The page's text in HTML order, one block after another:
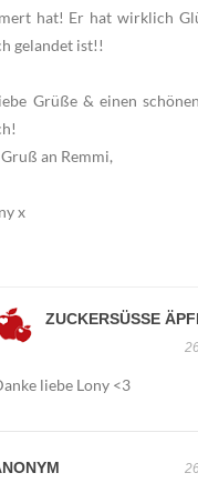
hat! Er hat wirklich
gelandet ist!!
Grüße & einen
an Remmi,
x
ZUCKERSÜSSE
liebe Lony <3